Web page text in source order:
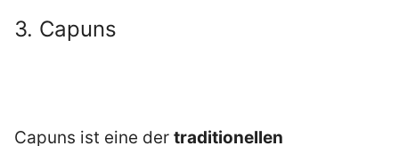
3. Capuns
Capuns ist eine der traditionellen